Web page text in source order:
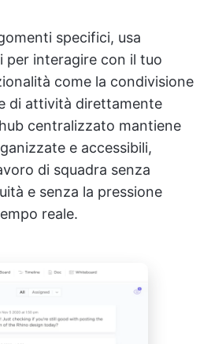
specifici, usa
per interagire con il tuo
come la condivisione
di attività direttamente
centralizzato mantiene
e accessibili,
di squadra senza
e senza la pressione
reale.